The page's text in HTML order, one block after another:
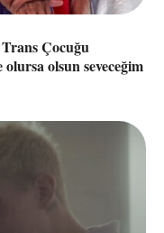
Çocuğu
olsun seveceğim